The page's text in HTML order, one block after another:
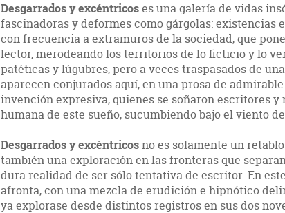
Desgarrados y excéntricoses una galería de vidas
fascinadoras y deformes como gárgolas: existencias
con frecuencia a extramuros de la sociedad, que
lector, merodeando los territorios de lo ficticio y lo
patéticas y lúgubres, pero a veces traspasados de
aparecen conjurados aquí, en una prosa de
invención expresiva, quienes se soñaron escritores y
humana de este sueño, sucumbiendo bajo el viento
Desgarrados y excéntricosno es solamente un
también una exploración en las fronteras que
dura realidad de ser sólo tentativa de escritor. En
afronta, con una mezcla de erudición e hipnótico
ya explorase desde distintos registros en sus dos